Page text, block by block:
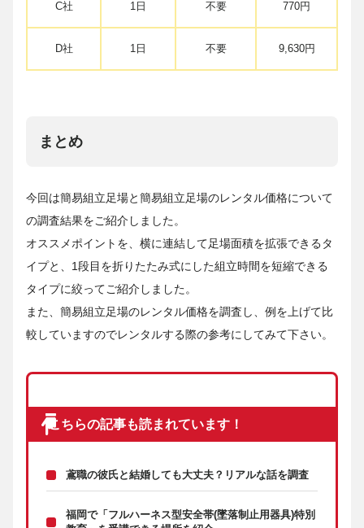
C社 1日 不要 770円
D社 1日 不要 9,630円
まとめ
今回は簡易組立足場と簡易組立足場のレンタル価格について
の調査結果をご紹介しました。
オススメポイントを、横に連結して足場面積を拡張できるタ
イプと、1段目を折りたたみ式にした組立時間を短縮できる
タイプに絞ってご紹介しました。
また、簡易組立足場のレンタル価格を調査し、例を上げて比
較していますのでレンタルする際の参考にしてみて下さい。
こちらの記事も読まれています！
鳶職の彼氏と結婚しても大丈夫？リアルな話を調査
福岡で「フルハーネス型安全帯(墜落制止用器具)特別